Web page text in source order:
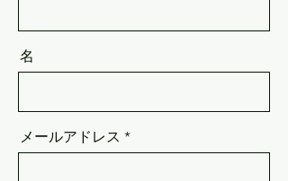
名
メールアドレス